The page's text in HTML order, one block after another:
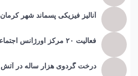
آنالیز فیزیکی پسماند شهر
فعالیت ۲۰ مرکز اورژانس اجتماعی در استان کرمان
درخت گردوی هزار ساله در